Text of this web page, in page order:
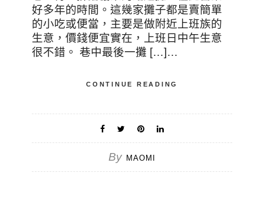
好多年的時間。這幾家攤子都是賣簡單
的小吃或便當，主要是做附近上班族的
生意，價錢便宜實在，上班日中午生意
很不錯。 巷中最後一攤 […]…
CONTINUE READING
By MAOMI